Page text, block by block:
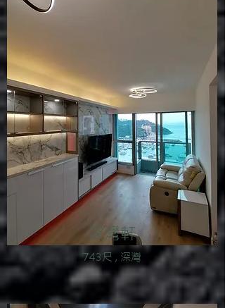
深灣軒
743尺 , 深灣